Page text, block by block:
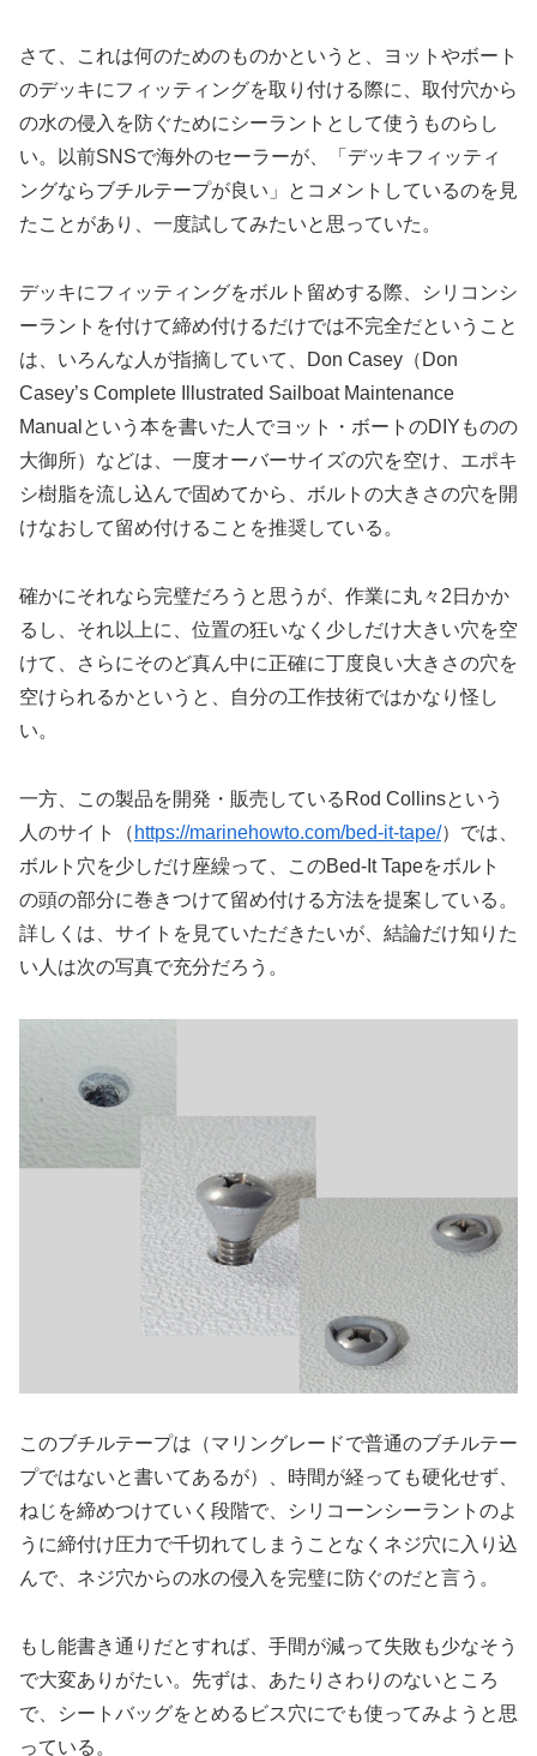
さて、これは何のためのものかというと、ヨットやボート
のデッキにフィッティングを取り付ける際に、取付穴から
の水の侵入を防ぐためにシーラントとして使うものらし
い。以前SNSで海外のセーラーが、「デッキフィッティ
ングならブチルテープが良い」とコメントしているのを見
たことがあり、一度試してみたいと思っていた。
デッキにフィッティングをボルト留めする際、シリコンシ
ーラントを付けて締め付けるだけでは不完全だということ
は、いろんな人が指摘していて、Don Casey（Don
Casey’s Complete Illustrated Sailboat Maintenance
Manualという本を書いた人でヨット・ボートのDIYものの
大御所）などは、一度オーバーサイズの穴を空け、エポキ
シ樹脂を流し込んで固めてから、ボルトの大きさの穴を開
けなおして留め付けることを推奨している。
確かにそれなら完璧だろうと思うが、作業に丸々2日かか
るし、それ以上に、位置の狂いなく少しだけ大きい穴を空
けて、さらにそのど真ん中に正確に丁度良い大きさの穴を
空けられるかというと、自分の工作技術ではかなり怪し
い。
一方、この製品を開発・販売しているRod Collinsという
人のサイト（ https://marinehowto.com/bed-it-tape/）では、
ボルト穴を少しだけ座繰って、このBed-It Tapeをボルト
の頭の部分に巻きつけて留め付ける方法を提案している。
詳しくは、サイトを見ていただきたいが、結論だけ知りた
い人は次の写真で充分だろう。
このブチルテープは（マリングレードで普通のブチルテー
プではないと書いてあるが）、時間が経っても硬化せず、
ねじを締めつけていく段階で、シリコーンシーラントのよ
うに締付け圧力で千切れてしまうことなくネジ穴に入り込
んで、ネジ穴からの水の侵入を完璧に防ぐのだと言う。
もし能書き通りだとすれば、手間が減って失敗も少なそう
で大変ありがたい。先ずは、あたりさわりのないところ
で、シートバッグをとめるビス穴にでも使ってみようと思
っている。